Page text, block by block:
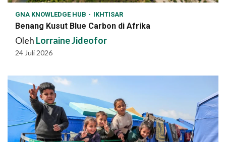
GNA KNOWLEDGE HUB IKHTISAR
Benang Kusut Blue Carbon di Afrika
Oleh Lorraine Jideofor
24 Juli 2026